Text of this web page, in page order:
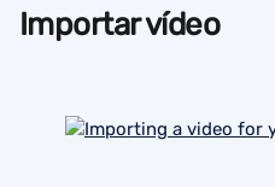
Importar vídeo